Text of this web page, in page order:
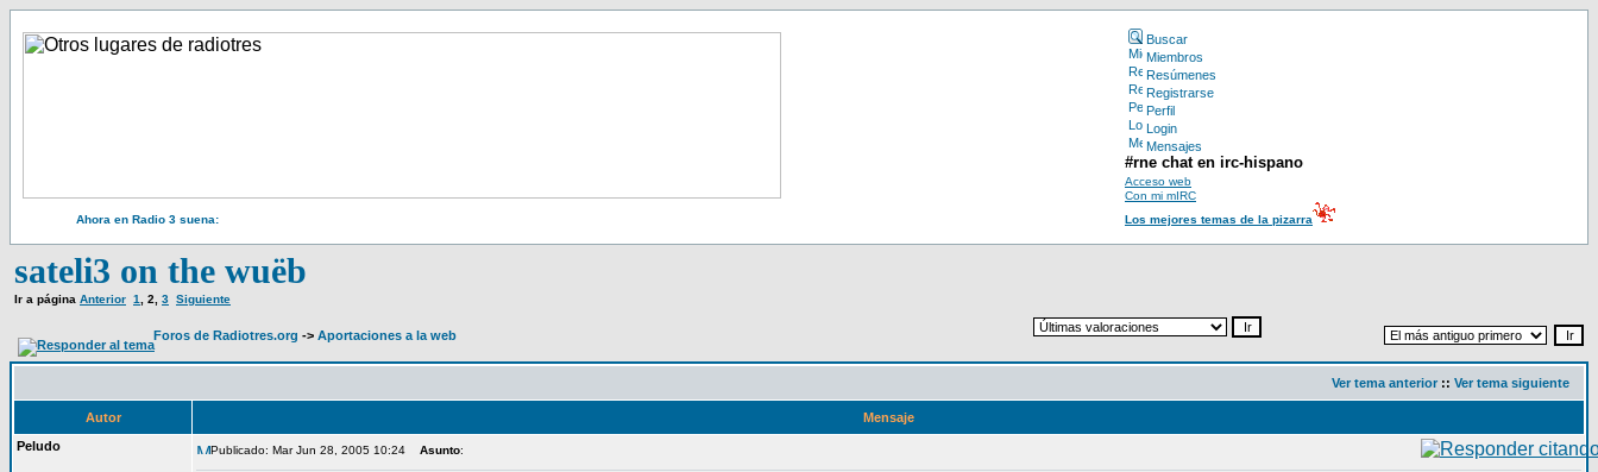
Buscar
Miembros
Resúmenes
Registrarse
Perfil
Login
Mensajes
#rne chat en irc-hispano
Acceso web
Con mi mIRC
Ahora en Radio 3 suena:
Los mejores temas de la pizarra
sateli3 on the wuëb
Ir a página Anterior 1 2 3 Siguiente
Foros de Radiotres.org -> Aportaciones a la web
Ver tema anterior :: Ver tema siguiente
Autor
Mensaje
Peludo
Publicado: Mar Jun 28, 2005 10:24 Asunto: